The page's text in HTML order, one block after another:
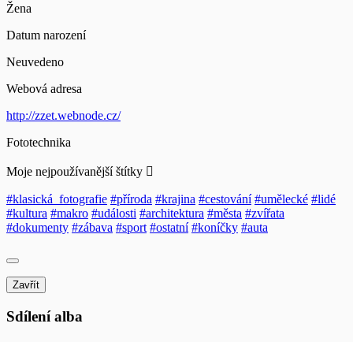
Žena
Datum narození
Neuvedeno
Webová adresa
http://zzet.webnode.cz/
Fototechnika
Moje nejpoužívanější štítky
#klasická_fotografie #příroda #krajina #cestování #umělecké #lidé
#kultura #makro #události #architektura #města #zvířata
#dokumenty #zábava #sport #ostatní #koníčky #auta
Zavřít
Sdílení alba